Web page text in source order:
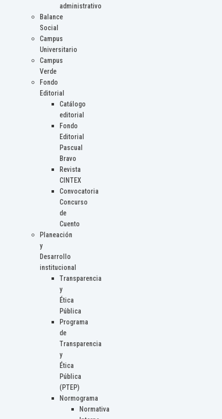
administrativo
Balance
Social
Campus
Universitario
Campus
Verde
Fondo
Editorial
Catálogo
editorial
Fondo
Editorial
Pascual
Bravo
Revista
CINTEX
Convocatoria
Concurso
de
Cuento
Planeación
y
Desarrollo
institucional
Transparencia
y
Ética
Pública
Programa
de
Transparencia
y
Ética
Pública
(PTEP)
Normograma
Normativa